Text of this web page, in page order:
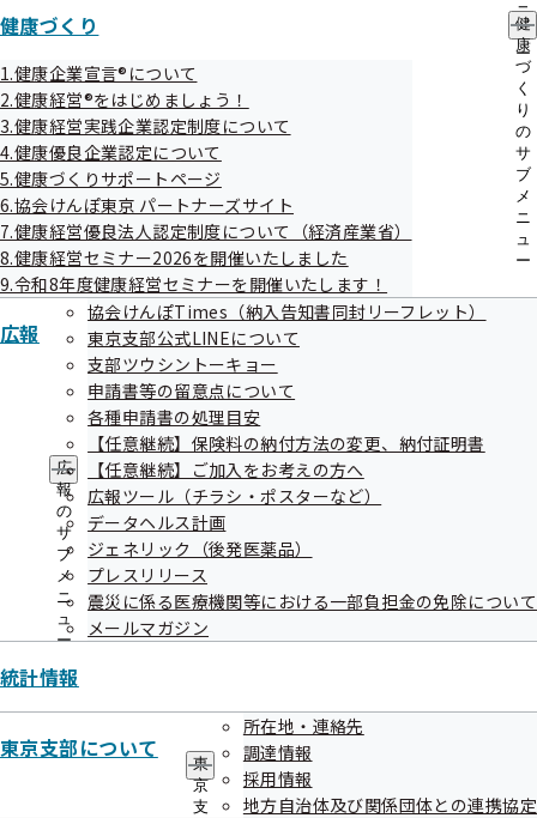
ニ
ュ
ー
健康づくり
健
康
づ
く
り
の
サ
ブ
メ
ニ
ュ
ー
1.健康企業宣言®について
2.健康経営®をはじめましょう！
3.健康経営実践企業認定制度について
4.健康優良企業認定について
5.健康づくりサポートページ
6.協会けんぽ東京 パートナーズサイト
7.健康経営優良法人認定制度について（経済産業省）
8.健康経営セミナー2026を開催いたしました
9.令和8年度健康経営セミナーを開催いたします！
広報
広
報
の
サ
ブ
メ
ニ
ュ
ー
協会けんぽTimes（納入告知書同封リーフレット）
東京支部公式LINEについて
支部ツウシントーキョー
申請書等の留意点について
各種申請書の処理目安
【任意継続】保険料の納付方法の変更、納付証明書
【任意継続】ご加入をお考えの方へ
広報ツール（チラシ・ポスターなど）
データヘルス計画
ジェネリック（後発医薬品）
プレスリリース
震災に係る医療機関等における一部負担金の免除について
メールマガジン
統計情報
東京支部について
東
京
支
所在地・連絡先
調達情報
採用情報
地方自治体及び関係団体との連携協定
協定調印式
「協定調印式」では、多摩市役所において、多摩市の阿部裕
行市長と東京支部の矢内邦夫支部長が覚書に署名しました。
協会けんぽ東京支部は、今後も他の区市町村及び東京都との
連携を進めていきます。詳細につきましては、東京支部ホー
ムページ等でお知らせしてまいります。
地方自治体及び関係団体との連携協定
国立市
立川市
東京都薬剤師会